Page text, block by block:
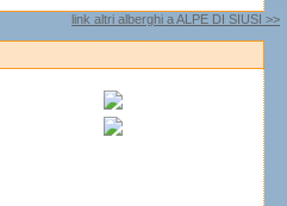
link altri alberghi a ALPE DI SIUSI >>